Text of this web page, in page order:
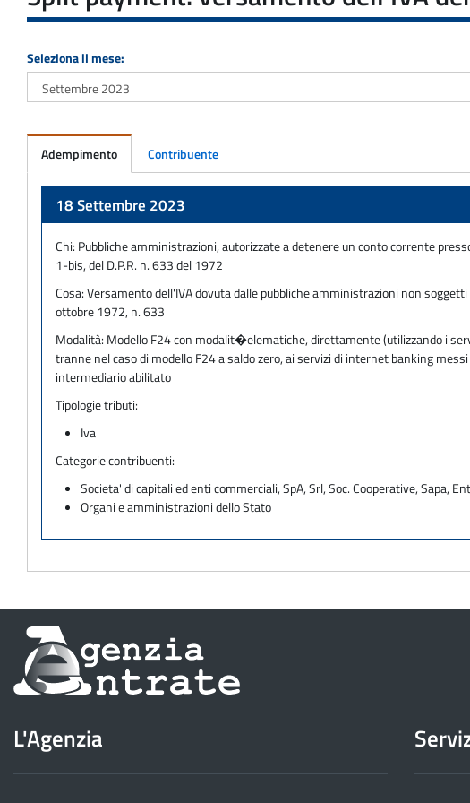
Seleziona il mese:
Adempimento Contribuente
18 Settembre 2023
Chi: Pubbliche amministrazioni, autorizzate a detenere un conto corrente
1-bis, del D.P.R. n. 633 del 1972
Cosa:Versamento dell'IVA dovuta dalle pubbliche amministrazioni non
ottobre 1972, n. 633
Modalità: Modello F24 con modalit�elematiche, direttamente (utilizzando i
tranne nel caso di modello F24 a saldo zero, ai servizi di internet banking
intermediario abilitato
Tipologie tributi:
Iva
Categorie contribuenti:
Societa' di capitali ed enti commerciali, SpA, Srl, Soc. Cooperative, Sapa,
Organi e amministrazioni dello Stato
Informazioni
sul
dell'Agenzia
delle
L'Agenzia